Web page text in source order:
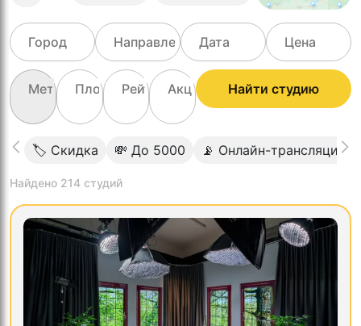
Найти студию
🏷 Скидка 💸 До 5000 📡 Онлайн-трансляция
Найдено 214 студий